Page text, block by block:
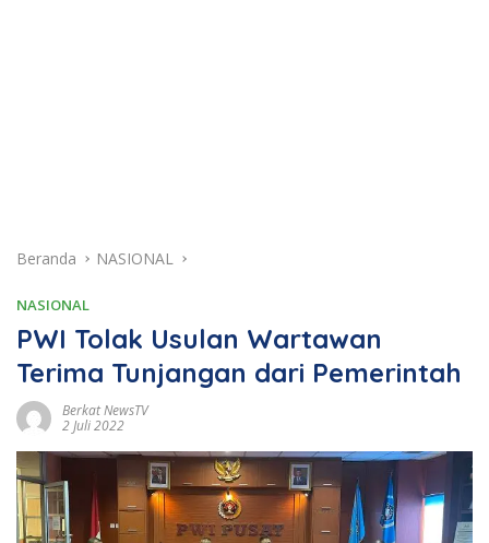
Beranda NASIONAL
NASIONAL
PWI Tolak Usulan Wartawan
Terima Tunjangan dari Pemerintah
Berkat NewsTV
2 Juli 2022